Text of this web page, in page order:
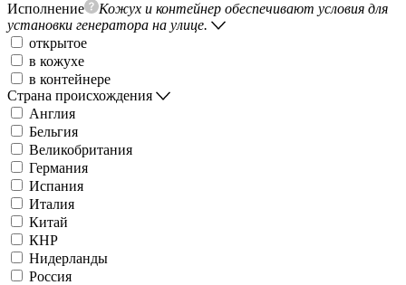
Исполнение
Кожух и контейнер обеспечивают условия для
установки генератора на улице.
открытое
в кожухе
в контейнере
Страна происхождения
Англия
Бельгия
Великобритания
Германия
Испания
Италия
Китай
КНР
Нидерланды
Россия